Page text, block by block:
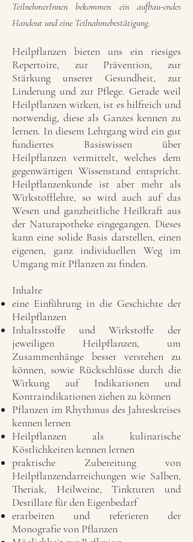
TeilnehmerInnen bekommen ein aufbau-endes
Handout und eine Teilnahmebestätigung.
Heilpflanzen bieten uns ein riesiges
Repertoire, zur Prävention, zur
Stärkung unserer Gesundheit, zur
Linderung und zur Pflege. Gerade weil
Heilpflanzen wirken, ist es hilfreich und
notwendig, diese als Ganzes kennen zu
lernen. In diesem Lehrgang wird ein gut
fundiertes Basiswissen über
Heilpflanzen vermittelt, welches dem
gegenwärtigen Wissenstand entspricht.
Heilpflanzenkunde ist aber mehr als
Wirkstofflehre, so wird auch auf das
Wesen und ganzheitliche Heilkraft aus
der Naturapotheke eingegangen. Dieses
kann eine solide Basis darstellen, einen
eigenen, ganz individuellen Weg im
Umgang mit Pflanzen zu finden.
Inhalte
eine Einführung in die Geschichte der
Heilpflanzen
Inhaltsstoffe und Wirkstoffe der
jeweiligen Heilpflanzen, um
Zusammenhänge besser verstehen zu
können, sowie Rückschlüsse durch die
Wirkung auf Indikationen und
Kontraindikationen ziehen zu können
Pflanzen im Rhythmus des Jahreskreises
kennen lernen
Heilpflanzen als kulinarische
Köstlichkeiten kennen lernen
praktische Zubereitung von
Heilpflanzendarreichungen wie Salben,
Theriak, Heilweine, Tinkturen und
Destillate für den Eigenbedarf
erarbeiten und referieren der
Monografie von Pflanzen